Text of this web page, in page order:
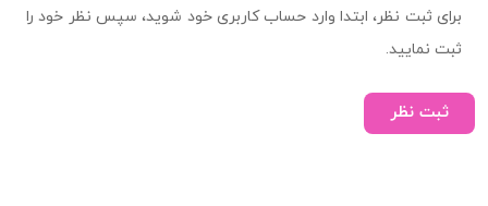
برای ثبت نظر، ابتدا وارد حساب کاربری خود شوید، سپس نظر خود را
ثبت نمایید.
ثبت نظر